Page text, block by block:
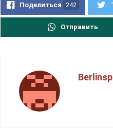
Поделиться 242
Отправить